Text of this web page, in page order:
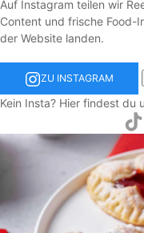
Auf Instagram teilen wir
Content und frische Food-
der Website landen.
ZU INSTAGRAM
Kein Insta? Hier findest du